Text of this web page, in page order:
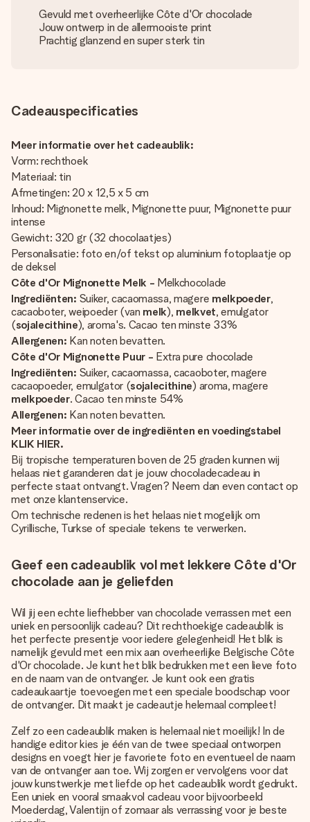
Gevuld met overheerlijke Côte d'Or chocolade
Jouw ontwerp in de allermooiste print
Prachtig glanzend en super sterk tin
Cadeauspecificaties
Meer informatie over het cadeaublik:
Vorm: rechthoek
Materiaal: tin
Afmetingen: 20 x 12,5 x 5 cm
Inhoud: Mignonette melk, Mignonette puur, Mignonette puur
intense
Gewicht: 320 gr (32 chocolaatjes)
Personalisatie: foto en/of tekst op aluminium fotoplaatje op
de deksel
Côte d'Or Mignonette Melk - Melkchocolade
Ingrediënten: Suiker, cacaomassa, magere melkpoeder,
cacaoboter, weipoeder (van melk), melkvet, emulgator
(sojalecithine), aroma's. Cacao ten minste 33%
Allergenen: Kan noten bevatten.
Côte d'Or Mignonette Puur - Extra pure chocolade
Ingrediënten: Suiker, cacaomassa, cacaoboter, magere
cacaopoeder, emulgator (sojalecithine) aroma, magere
melkpoeder. Cacao ten minste 54%
Allergenen: Kan noten bevatten.
Meer informatie over de ingrediënten en voedingstabel
KLIK HIER.
Bij tropische temperaturen boven de 25 graden kunnen wij
helaas niet garanderen dat je jouw chocoladecadeau in
perfecte staat ontvangt. Vragen? Neem dan even contact op
met onze klantenservice.
Om technische redenen is het helaas niet mogelijk om
Cyrillische, Turkse of speciale tekens te verwerken.
Geef een cadeaublik vol met lekkere Côte d'Or
chocolade aan je geliefden
Wil jij een echte liefhebber van chocolade verrassen met een
uniek en persoonlijk cadeau? Dit rechthoekige cadeaublik is
het perfecte presentje voor iedere gelegenheid! Het blik is
namelijk gevuld met een mix aan overheerlijke Belgische Côte
d'Or chocolade. Je kunt het blik bedrukken met een lieve foto
en de naam van de ontvanger. Je kunt ook een gratis
cadeaukaartje toevoegen met een speciale boodschap voor
de ontvanger. Dit maakt je cadeautje helemaal compleet!
Zelf zo een cadeaublik maken is helemaal niet moeilijk! In de
handige editor kies je één van de twee speciaal ontworpen
designs en voegt hier je favoriete foto en eventueel de naam
van de ontvanger aan toe. Wij zorgen er vervolgens voor dat
jouw kunstwerkje met liefde op het cadeaublik wordt gedrukt.
Een uniek en vooral smaakvol cadeau voor bijvoorbeeld
Moederdag, Valentijn of zomaar als verrassing voor je beste